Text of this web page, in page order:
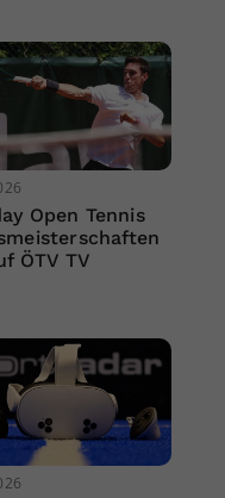
Open Tennis
ÖTV TV